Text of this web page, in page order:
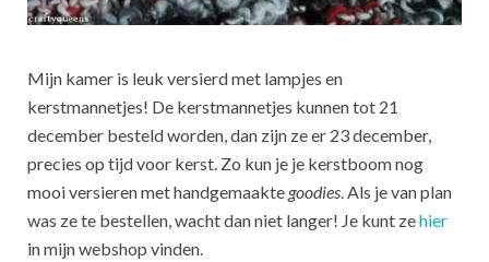
Mijn kamer is leuk versierd met lampjes en
kerstmannetjes! De kerstmannetjes kunnen tot 21
december besteld worden, dan zijn ze er 23 december,
precies op tijd voor kerst. Zo kun je je kerstboom nog
mooi versieren met handgemaakte goodies. Als je van plan
was ze te bestellen, wacht dan niet langer! Je kunt zehier
in mijn webshop vinden.